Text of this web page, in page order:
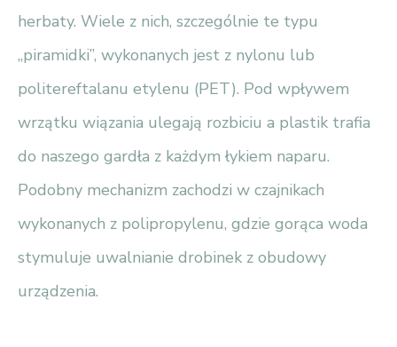
herbaty. Wiele z nich, szczególnie te typu
„piramidki”, wykonanych jest z nylonu lub
politereftalanu etylenu (PET). Pod wpływem
wrzątku wiązania ulegają rozbiciu a plastik trafia
do naszego gardła z każdym łykiem naparu.
Podobny mechanizm zachodzi w czajnikach
wykonanych z polipropylenu, gdzie gorąca woda
stymuluje uwalnianie drobinek z obudowy
urządzenia.